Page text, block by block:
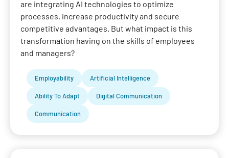
are integrating AI technologies to optimize
processes, increase productivity and secure
competitive advantages. But what impact is this
transformation having on the skills of employees
and managers?
Employability Artificial Intelligence
Ability To Adapt Digital Communication
Communication